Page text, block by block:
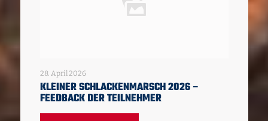
28. April 2026
KLEINER SCHLACKENMARSCH 2026 –
FEEDBACK DER TEILNEHMER